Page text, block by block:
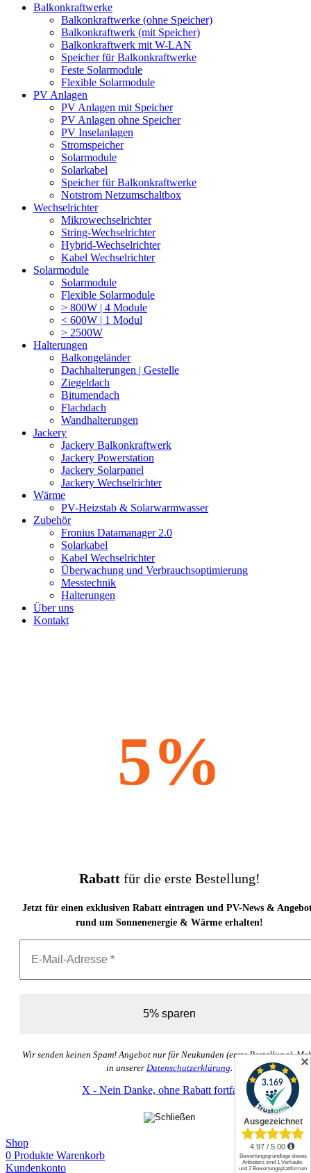
Balkonkraftwerke
Balkonkraftwerke (ohne Speicher)
Balkonkraftwerk (mit Speicher)
Balkonkraftwerk mit W-LAN
Speicher für Balkonkraftwerke
Feste Solarmodule
Flexible Solarmodule
PV Anlagen
PV Anlagen mit Speicher
PV Anlagen ohne Speicher
PV Inselanlagen
Stromspeicher
Solarmodule
Solarkabel
Speicher für Balkonkraftwerke
Notstrom Netzumschaltbox
Wechselrichter
Mikrowechselrichter
String-Wechselrichter
Hybrid-Wechselrichter
Kabel Wechselrichter
Solarmodule
Solarmodule
Flexible Solarmodule
> 800W | 4 Module
< 600W | 1 Modul
> 2500W
Halterungen
Balkongeländer
Dachhalterungen | Gestelle
Ziegeldach
Bitumendach
Flachdach
Wandhalterungen
Jackery
Jackery Balkonkraftwerk
Jackery Powerstation
Jackery Solarpanel
Jackery Wechselrichter
Wärme
PV-Heizstab & Solarwarmwasser
Zubehör
Fronius Datamanager 2.0
Solarkabel
Kabel Wechselrichter
Überwachung und Verbrauchsoptimierung
Messtechnik
Halterungen
Über uns
Kontakt
5%
Rabattfür die erste Bestellung!
Jetzt für einen exklusiven Rabatt eintragen und PV-News &
rund um Sonnenenergie & Wärme erhalten!
Wir senden keinen Spam! Angebot nur für Neukunden (erste Bestellung).
in unserer Datenschutzerklärung
X - Nein Danke, ohne Rabatt fortfahren
Shop
0 Produkte Warenkorb
Kundenkonto
✕